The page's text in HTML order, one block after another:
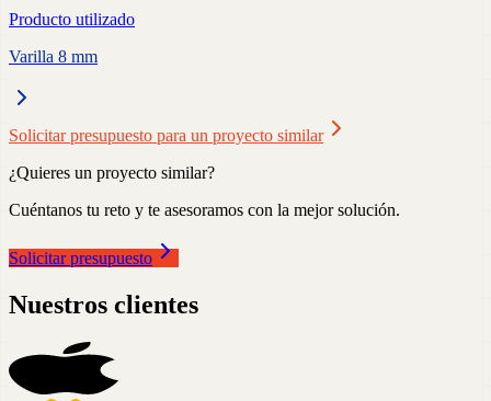
Producto utilizado
Varilla 8 mm
Solicitar presupuesto para un proyecto similar
¿Quieres un proyecto similar?
Cuéntanos tu reto y te asesoramos con la mejor solución.
Solicitar presupuesto
Nuestros clientes